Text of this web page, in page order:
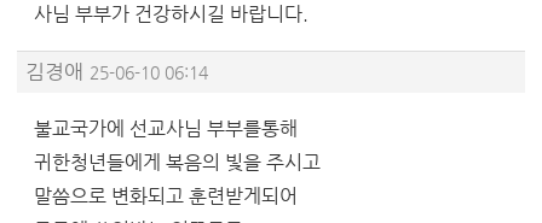
사님 부부가 건강하시길 바랍니다.
김경애 25-06-10 06:14
불교국가에 선교사님 부부를통해
귀한청년들에게 복음의 빛을 주시고
말씀으로 변화되고 훈련받게되어